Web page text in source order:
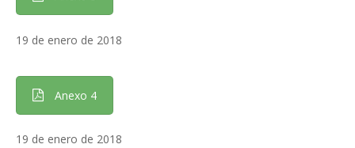
19 de enero de 2018
Anexo 4
19 de enero de 2018